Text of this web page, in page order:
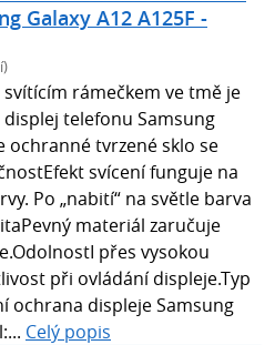
Galaxy A12 A125F -
rámečkem ve tmě je
telefonu Samsung
ochranné tvrzené sklo se
svícení funguje na
Po „nabití“ na světle barva
materiál zaručuje
přes vysokou
při ovládání displeje.Typ
ochrana displeje Samsung
Celý popis